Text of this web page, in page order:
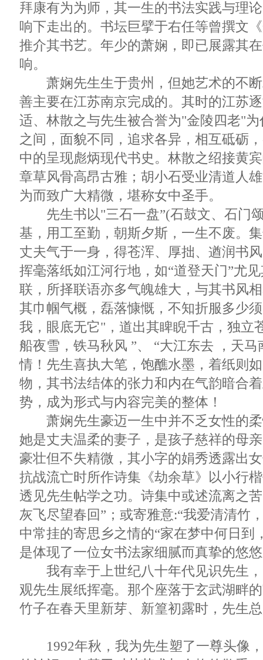
拜康有为为师，其一生的书法实践与理
响下走出的。书坛巨擘于右任等曾撰文
推介其书艺。年少的萧娴，即已展露其
响。
萧娴先生生于贵州，但她艺术的不断
善主要在江苏南京完成的。其时的江苏
适、林散之与先生被合誉为"金陵四老"
之间，面貌不同，追求各异，相互砥砺
中的呈现彪炳现代书史。林散之绍接黄
章草风骨高昂古雅；胡小石受业清道人
为而致广大精微，堪称女中圣手。
先生书以"三石一盘”(石鼓文、石门
基，用工至勤，朝斯夕斯，一生不废。
丈夫气于一身，得苍浑、厚拙、遒润书
挥毫落纸如江河行地，如“道登天门”尤
联，所择联语亦多气魄雄大，与其书风
其巾帼气概，磊落慷慨，不知折服多少
我，眼底无它"，道出其睥睨千古，独立
船夜雪，铁马秋风 ”、 “大江东去 ，天
情！先生喜执大笔，饱醮水墨，着纸则
物，其书法结体的张力和内在气韵暗合
势，成为形式与内容完美的整体！
萧娴先生豪迈一生中并不乏女性的柔
她是丈夫温柔的妻子，是孩子慈祥的母
豪壮但不失精微，其小字的娟秀透露出
抗战流亡时所作诗集《劫余草》以小行
透见先生帖学之功。诗集中或述流离之
灰飞尽望春回”；或寄雅意:“我爱清清竹
中常挂的寄思乡之情的“家在梦中何日到
是体现了一位女书法家细腻而真挚的悠
我有幸于上世纪八十年代见识先生，
观先生展纸挥毫。那个座落于玄武湖畔
竹子在春天里新芽、新篁初露时，先生
1992年秋，我为先生塑了一尊头像，